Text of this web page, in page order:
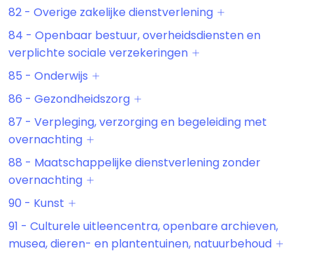
82 - Overige zakelijke dienstverlening
84 - Openbaar bestuur, overheidsdiensten en
verplichte sociale verzekeringen
85 - Onderwijs
86 - Gezondheidszorg
87 - Verpleging, verzorging en begeleiding met
overnachting
88 - Maatschappelijke dienstverlening zonder
overnachting
90 - Kunst
91 - Culturele uitleencentra, openbare archieven,
musea, dieren- en plantentuinen, natuurbehoud